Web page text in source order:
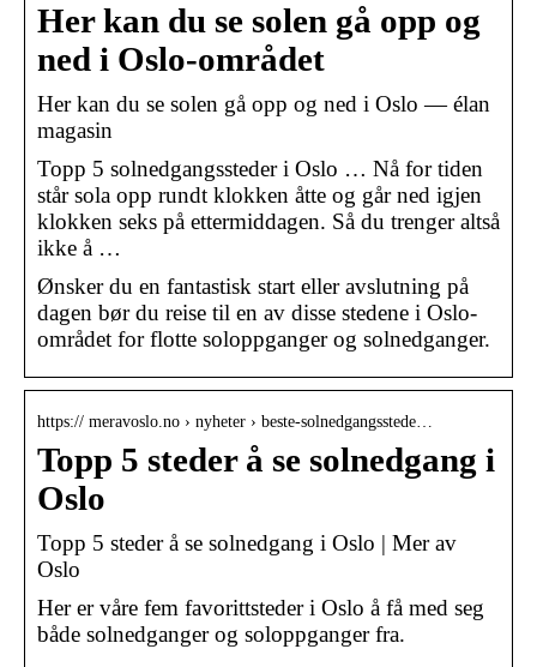
Her kan du se solen gå opp og
ned i Oslo-området
Her kan du se solen gå opp og ned i Oslo — élan
magasin
Topp 5 solnedgangssteder i Oslo … Nå for tiden
står sola opp rundt klokken åtte og går ned igjen
klokken seks på ettermiddagen. Så du trenger altså
ikke å …
Ønsker du en fantastisk start eller avslutning på
dagen bør du reise til en av disse stedene i Oslo-
området for flotte soloppganger og solnedganger.
https:// meravoslo.no › nyheter › beste-solnedgangsstede…
Topp 5 steder å se solnedgang i
Oslo
Topp 5 steder å se solnedgang i Oslo | Mer av
Oslo
Her er våre fem favorittsteder i Oslo å få med seg
både solnedganger og soloppganger fra.